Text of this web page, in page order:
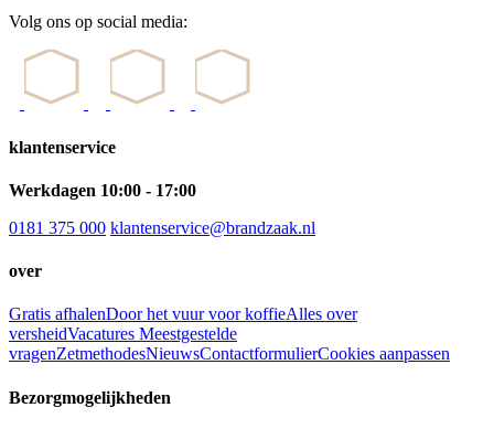
Volg ons op social media:
klantenservice
Werkdagen 10:00 - 17:00
0181 375 000 klantenservice@brandzaak.nl
over
Gratis afhalenDoor het vuur voor koffieAlles over
versheidVacatures Meestgestelde
vragenZetmethodesNieuwsContactformulierCookies aanpassen
Bezorgmogelijkheden